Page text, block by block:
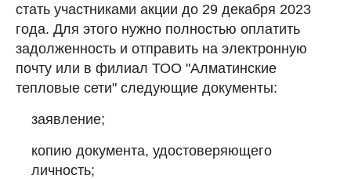
стать участниками акции до 29 декабря 2023
года. Для этого нужно полностью оплатить
задолженность и отправить на электронную
почту или в филиал ТОО "Алматинские
тепловые сети" следующие документы:
заявление;
копию документа, удостоверяющего
личность;